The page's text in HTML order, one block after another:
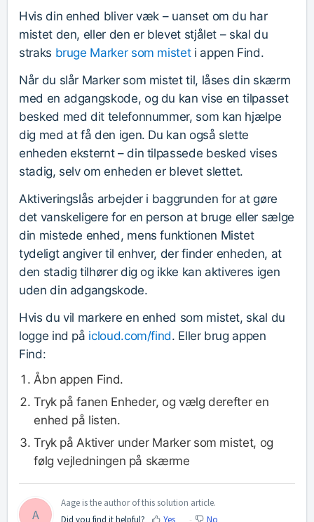
Hvis din enhed bliver væk – uanset om du har
mistet den, eller den er blevet stjålet – skal du
straks bruge Marker som misteti appen Find.
Når du slår Marker som mistet til, låses din skærm
med en adgangskode, og du kan vise en tilpasset
besked med dit telefonnummer, som kan hjælpe
dig med at få den igen. Du kan også slette
enheden eksternt – din tilpassede besked vises
stadig, selv om enheden er blevet slettet.
Aktiveringslås arbejder i baggrunden for at gøre
det vanskeligere for en person at bruge eller sælge
din mistede enhed, mens funktionen Mistet
tydeligt angiver til enhver, der finder enheden, at
den stadig tilhører dig og ikke kan aktiveres igen
uden din adgangskode.
Hvis du vil markere en enhed som mistet, skal du
logge ind på icloud.com/find. Eller brug appen
Find:
Åbn appen Find.
Tryk på fanen Enheder, og vælg derefter en
enhed på listen.
Tryk på Aktiver under Marker som mistet, og
følg vejledningen på skærme
A
Aage is the author of this solution article.
Did you find it helpful?
Yes No